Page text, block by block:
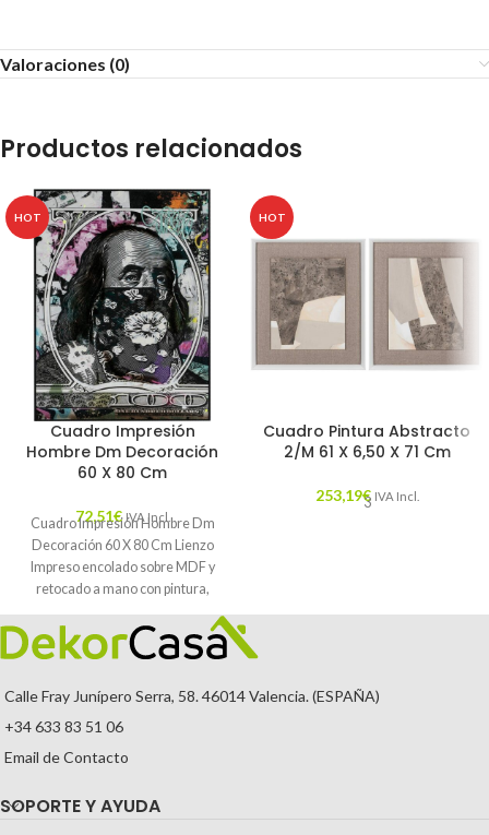
Valoraciones (0)
Productos relacionados
HOT
Cuadro Impresión
Hombre Dm Decoración
60 X 80 Cm
72,51€ IVA Incl.
Cuadro Impresión Hombre Dm
Decoración 60 X 80 Cm Lienzo
Impreso encolado sobre MDF y
retocado a mano con pintura,
HOT
Cuadro Pintura Abstracto
2/M 61 X 6,50 X 71 Cm
253,19€ IVA Incl.
3
Calle Fray Junípero Serra, 58. 46014 Valencia. (ESPAÑA)
+34 633 83 51 06
Email de Contacto
SOPORTE Y AYUDA